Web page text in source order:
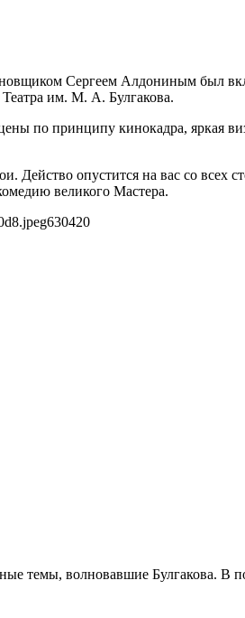
Сергеем Алдониным был
Театра им. М. А. Булгакова.
по принципу кинокадра, яркая
Действо опустится на вас со всех
великого Мастера.
630420
темы, волновавшие Булгакова. В